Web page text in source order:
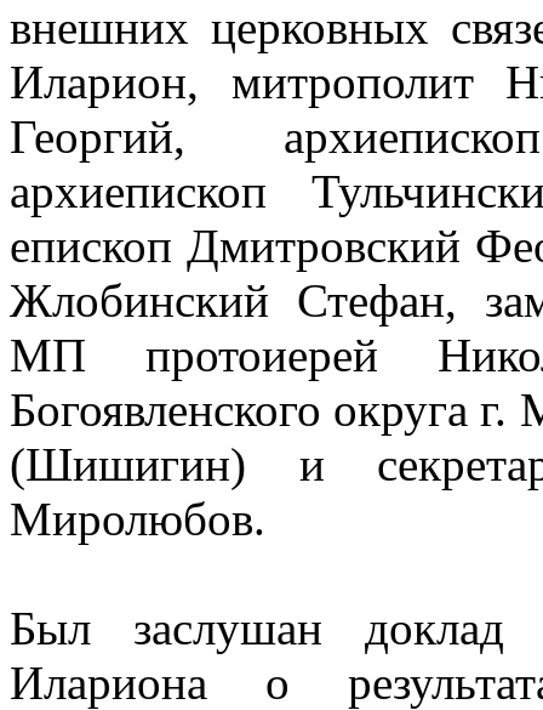
внешних церковных
Иларион, митрополит
Георгий,
архиепископ
епископ Дмитровский
Жлобинский Стефан,
МП протоиерей
Богоявленского округа
(Шишигин) и
Миролюбов.
Был заслушан доклад
Илариона о